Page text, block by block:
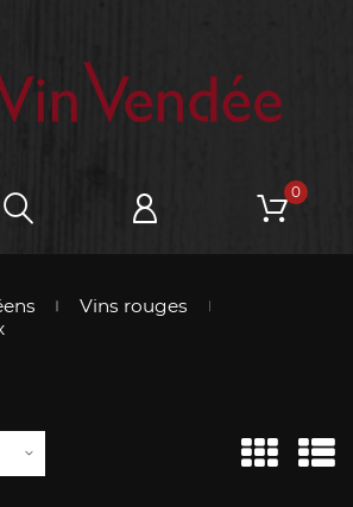
0
Vins rouges